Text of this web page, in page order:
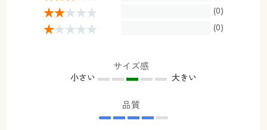
(0)
(0)
サイズ感
小さい 大きい
品質